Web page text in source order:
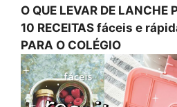
O QUE LEVAR DE LANCHE
10 RECEITAS fáceis e
PARA O COLÉGIO